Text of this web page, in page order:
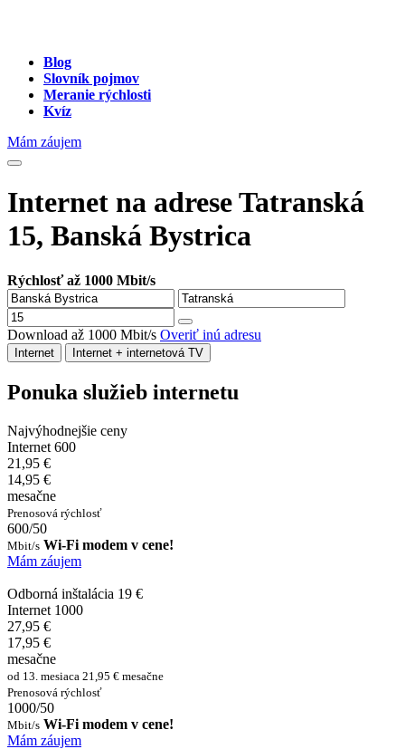
Blog
Slovník pojmov
Meranie rýchlosti
Kvíz
Mám záujem
Internet na adrese Tatranská
15, Banská Bystrica
Rýchlosť až 1000 Mbit/s
Download až 1000 Mbit/s Overiť inú adresu
Internet Internet + internetová TV
Ponuka služieb internetu
Najvýhodnejšie ceny
Internet 600
21,95 €
14,95 €
mesačne
Prenosová rýchlosť
600/50
Mbit/s Wi-Fi modem v cene!
Mám záujem
Odborná inštalácia 19 €
Internet 1000
27,95 €
17,95 €
mesačne
od 13. mesiaca 21,95 € mesačne
Prenosová rýchlosť
1000/50
Mbit/s Wi-Fi modem v cene!
Mám záujem